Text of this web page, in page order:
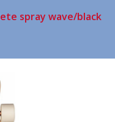
spray wave/black